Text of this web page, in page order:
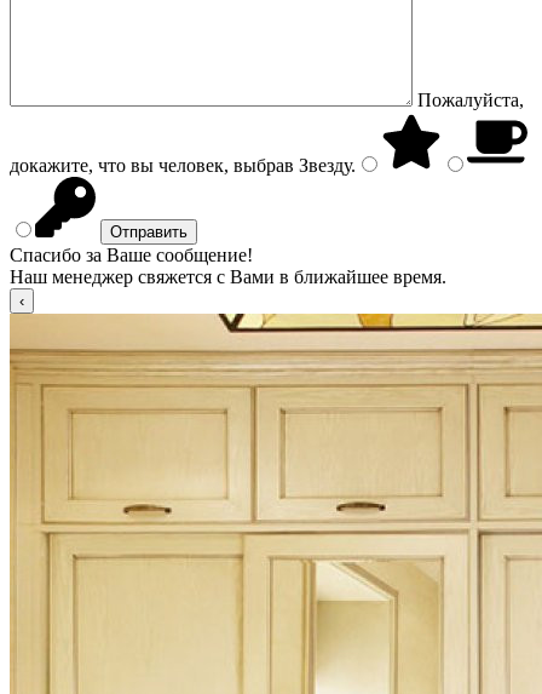
Пожалуйста,
докажите, что вы человек, выбрав Звезду.
Спасибо за Ваше сообщение!
Наш менеджер свяжется с Вами в ближайшее время.